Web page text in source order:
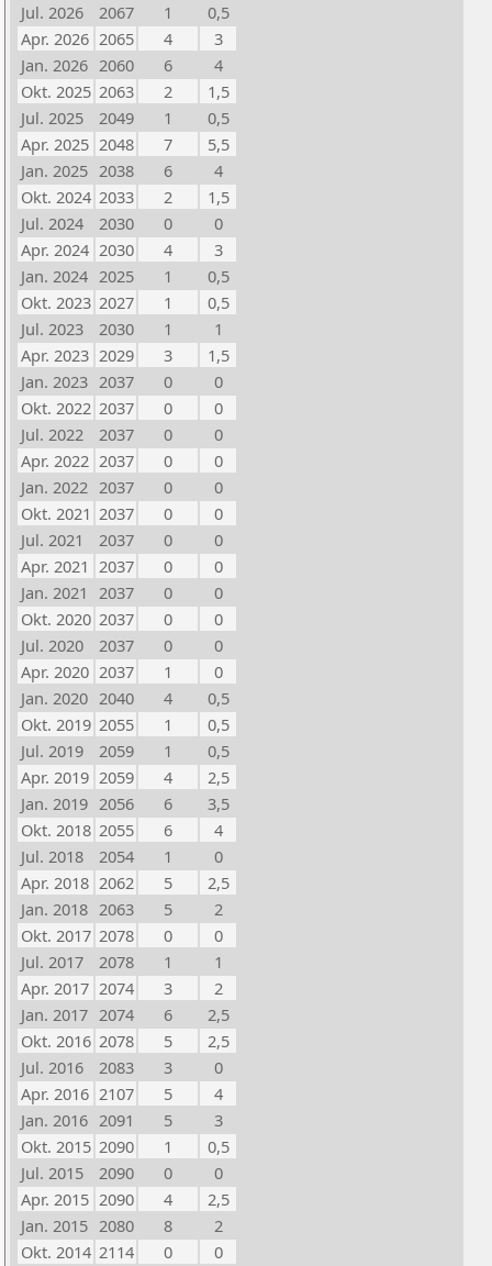
Jul. 2026
2067 1
0,5
Apr. 2026 2065 4
3
Jan. 2026 2060 6
4
Okt. 2025 2063 2
1,5
Jul. 2025
2049 1
0,5
Apr. 2025 2048 7
5,5
Jan. 2025 2038 6
4
Okt. 2024 2033 2
1,5
Jul. 2024
2030 0
0
Apr. 2024 2030 4
3
Jan. 2024 2025 1
0,5
Okt. 2023 2027 1
0,5
Jul. 2023
2030 1
1
Apr. 2023 2029 3
1,5
Jan. 2023 2037 0
0
Okt. 2022 2037 0
0
Jul. 2022
2037 0
0
Apr. 2022 2037 0
0
Jan. 2022 2037 0
0
Okt. 2021 2037 0
0
Jul. 2021
2037 0
0
Apr. 2021 2037 0
0
Jan. 2021 2037 0
0
Okt. 2020 2037 0
0
Jul. 2020
2037 0
0
Apr. 2020 2037 1
0
Jan. 2020 2040 4
0,5
Okt. 2019 2055 1
0,5
Jul. 2019
2059 1
0,5
Apr. 2019 2059 4
2,5
Jan. 2019 2056 6
3,5
Okt. 2018 2055 6
4
Jul. 2018
2054 1
0
Apr. 2018 2062 5
2,5
Jan. 2018 2063 5
2
Okt. 2017 2078 0
0
Jul. 2017
2078 1
1
Apr. 2017 2074 3
2
Jan. 2017 2074 6
2,5
Okt. 2016 2078 5
2,5
Jul. 2016
2083 3
0
Apr. 2016 2107 5
4
Jan. 2016 2091 5
3
Okt. 2015 2090 1
0,5
Jul. 2015
2090 0
0
Apr. 2015 2090 4
2,5
Jan. 2015 2080 8
2
Okt. 2014 2114 0
0